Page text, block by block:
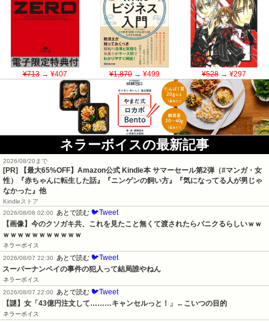
¥713→ ¥407 ¥1,870→ ¥499 ¥528→ ¥297
ネラーボイスの最新記事
2026/08/20まで
[PR]
【最大65%OFF】Amazon公式 Kindle本 サマーセール第2弾（#マンガ・女
性）『赤ちゃんに転生した話』『ニンゲンの飼い方』『気になってる人が男じゃ
なかった』他
Kindleストア
2026/08/08 02:00
あとで読む 🐦Tweet
【画像】今のクソガキ共、これを見たこと無くて渡されたらパニクるらしいｗｗ
ｗｗｗｗｗｗｗｗｗｗｗ
ネラーボイス
2026/08/07 22:30
あとで読む 🐦Tweet
スーパーナンペイの事件の犯人って結局誰やねん
ネラーボイス
2026/08/07 22:00
あとで読む 🐦Tweet
【謎】女「43億円注文して………キャンセルっと！」←こいつの目的
ネラーボイス